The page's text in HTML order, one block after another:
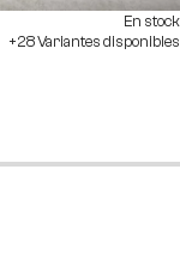
En stock
+28 Variantes disponibles